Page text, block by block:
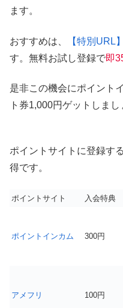
ます。
おすすめは、 【特別
す。無料お試し登録で即
是非この機会にポイント
ト券1,000円ゲットしまし
ポイントサイトに登録す
得です。
ポイントサイト 入会特典
ポイントインカム 300円
アメフリ 100円